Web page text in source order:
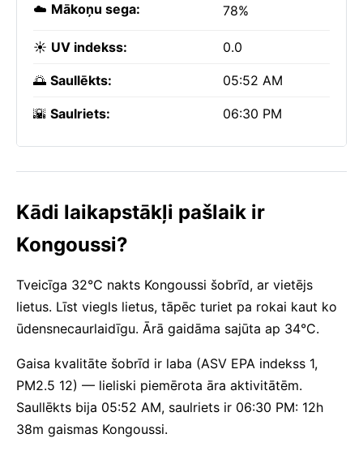
☁️ Mākoņu sega: 78%
☀️ UV indekss: 0.0
🌅 Saullēkts: 05:52 AM
🌇 Saulriets: 06:30 PM
Kādi laikapstākļi pašlaik ir
Kongoussi?
Tveicīga 32°C nakts Kongoussi šobrīd, ar vietējs
lietus. Līst viegls lietus, tāpēc turiet pa rokai kaut ko
ūdensnecaurlaidīgu. Ārā gaidāma sajūta ap 34°C.
Gaisa kvalitāte šobrīd ir laba (ASV EPA indekss 1,
PM2.5 12) — lieliski piemērota āra aktivitātēm.
Saullēkts bija 05:52 AM, saulriets ir 06:30 PM: 12h
38m gaismas Kongoussi.